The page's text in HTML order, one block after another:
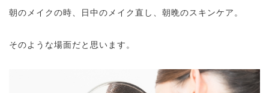
朝のメイクの時、日中のメイク直し、朝晩のスキンケア。
そのような場面だと思います。